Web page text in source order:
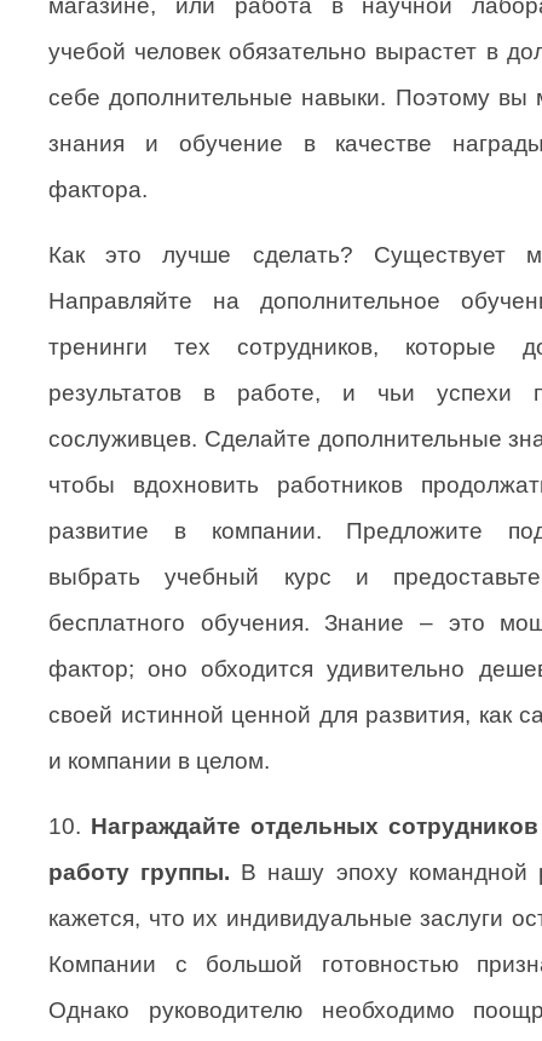
учебой человек обязательно вырастет в
себе дополнительные навыки. Поэтому вы
знания и обучение в качестве
фактора.
Как это лучше сделать? Существует
Направляйте на дополнительное
тренинги тех сотрудников, которые
результатов в работе, и чьи успехи
сослуживцев. Сделайте дополнительные
чтобы вдохновить работников
развитие в компании. Предложите
выбрать учебный курс и
бесплатного обучения. Знание – это
фактор; оно обходится удивительно
своей истинной ценной для развития, как
и компании в целом.
10. Награждайте отдельных
работу группы. В нашу эпоху командной
кажется, что их индивидуальные заслуги
Компании с большой готовностью
Однако руководителю необходимо